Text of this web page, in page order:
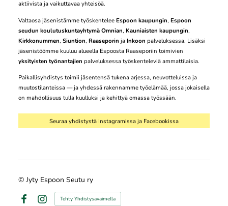
aktiivista ja vaikuttavaa yhteisöä.
Valtaosa jäsenistämme työskenteleeEspoon kaupungin, Espoon
seudun koulutuskuntayhtymä Omnian, Kauniaisten kaupungin,
Kirkkonummen, Siuntion, Raaseporin jaInkoon palveluksessa. Lisäksi
jäsenistöömme kuuluu alueella Espoosta Raaseporiin toimivien
yksityisten työnantajien palveluksessa työskenteleviä ammattilaisia.
Paikallisyhdistys toimii jäsentensä tukena arjessa, neuvotteluissa ja
muutostilanteissa — ja yhdessä rakennamme työelämää, jossa jokaisella
on mahdollisuus tulla kuulluksi ja kehittyä omassa työssään.
Seuraa yhdistystä Instagramissa ja Facebookissa
© Jyty Espoon Seutu ry
Tehty Yhdistysavaimella